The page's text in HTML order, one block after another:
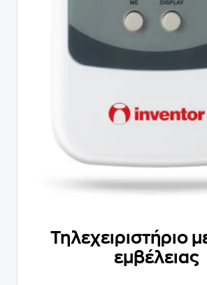
Τηλεχειριστήριο
εμβέλειας